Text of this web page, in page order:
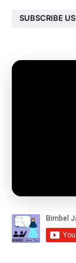
SUBSCRIBE US